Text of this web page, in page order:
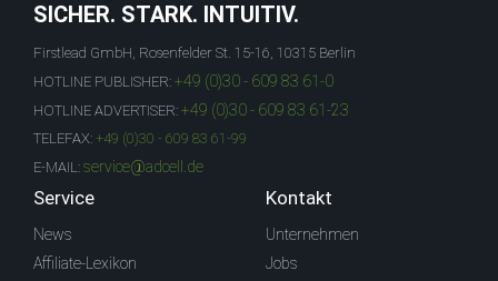
SICHER. STARK. INTUITIV.
Firstlead GmbH, Rosenfelder St. 15-16, 10315 Berlin
HOTLINE PUBLISHER: +49 (0)30 - 609 83 61-0
HOTLINE ADVERTISER: +49 (0)30 - 609 83 61-23
TELEFAX: +49 (0)30 - 609 83 61-99
E-MAIL: service@adcell.de
Service
News
Affiliate-Lexikon
Kontakt
Unternehmen
Jobs